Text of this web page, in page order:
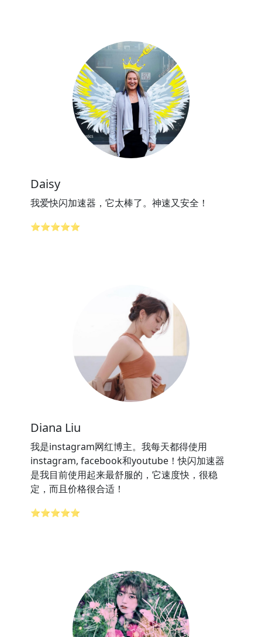
Daisy
我爱快闪加速器，它太棒了。神速又安全！
⭐⭐⭐⭐⭐
Diana Liu
我是instagram网红博主。我每天都得使用
instagram, facebook和youtube！快闪加速器
是我目前使用起来最舒服的，它速度快，很稳
定，而且价格很合适！
⭐⭐⭐⭐⭐